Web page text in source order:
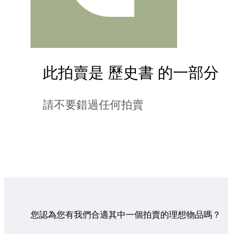
此拍賣是 歷史書 的一部分
請不要錯過任何拍賣
您認為您有我們合適其中一個拍賣的理想物品嗎？